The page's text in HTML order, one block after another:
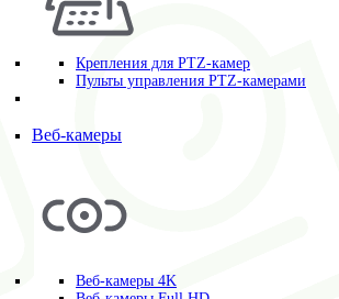
Крепления для PTZ-камер
Пульты управления PTZ-камерами
Веб-камеры
Веб-камеры 4K